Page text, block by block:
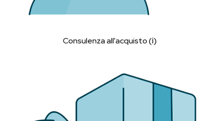
Consulenza all'acquisto (ℹ︎)